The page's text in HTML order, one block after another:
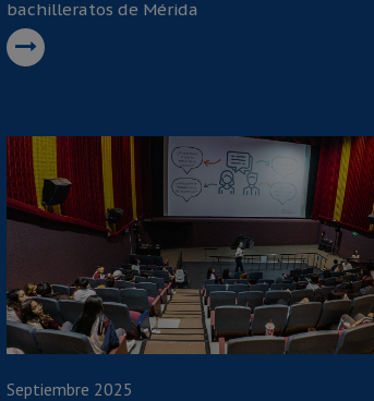
bachilleratos de Mérida
Septiembre 2025